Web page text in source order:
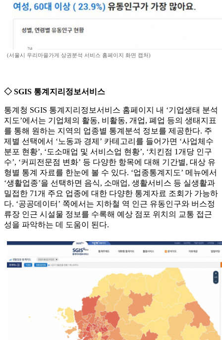
(서울시 우리마을가게 상권분석 서비스 홈페이지 화면 캡처)
◇ SGIS 통계지리정보서비스
통계청 SGIS 통계지리정보서비스 홈페이지 내 ‘기업생태 분석
지도’에서는 기업체의 활동, 비활동, 개업, 폐업 등의 생태지표
를 통해 원하는 지역의 업종별 통계분석 정보를 제공한다. 주
제별 선택에서 ‘노동과 경제’ 카테고리를 들어가면 ‘사업체수
분포 현황’, ‘도소매업 및 서비스업 현황’, ‘치킨점 1개당 인구
수’, ‘커피전문점 변화’ 등 다양한 항목에 대해 기간별, 대상 유
형별 통계 자료를 한눈에 볼 수 있다. ‘업종통계지도’ 메뉴에서
‘생활업종’을 선택하면 음식, 소매업, 생활서비스 등 실생활과
밀접한 71개 주요 업종에 대한 다양한 통계자료 조회가 가능하
다. ‘공공데이터’ 쪽에서는 지하철 역 인근 유동인구와 버스정
류장 인근 시설물 정보를 수록해 예상 점포 위치의 교통 접근
성을 파악하는 데 도움이 된다.